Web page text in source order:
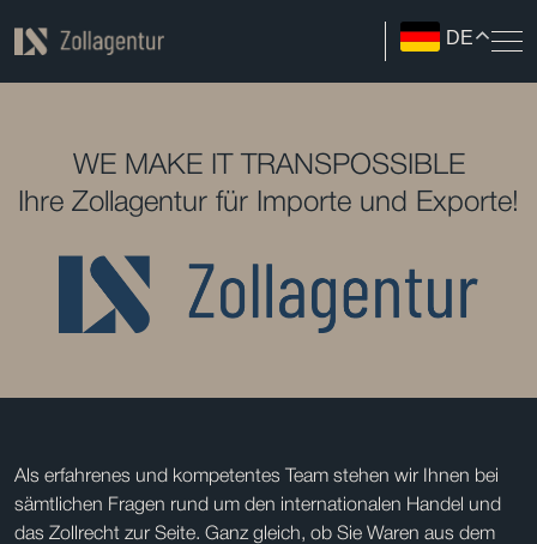
DE
WE MAKE IT TRANSPOSSIBLE
Ihre Zollagentur für Importe und Exporte!
Als erfahrenes und kompetentes Team stehen wir Ihnen bei
sämtlichen Fragen rund um den internationalen Handel und
das Zollrecht zur Seite. Ganz gleich, ob Sie Waren aus dem